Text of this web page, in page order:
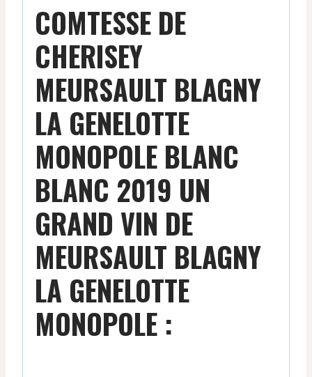
2019
COMTESSE DE
CHERISEY
MEURSAULT BLAGNY
LA GENELOTTE
MONOPOLE BLANC
BLANC 2019 UN
GRAND VIN DE
MEURSAULT BLAGNY
LA GENELOTTE
MONOPOLE :